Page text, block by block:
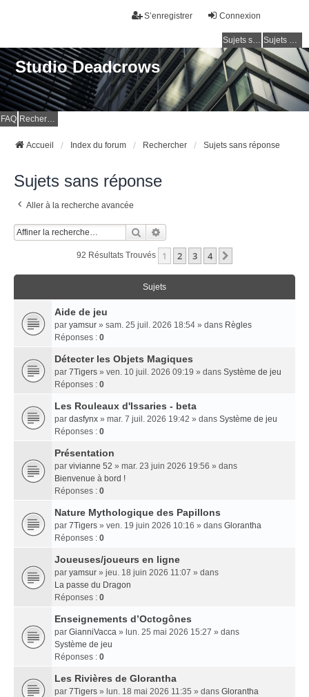
Connexion
S’enregistrer
Sujets sans réponse Sujets actifs
Studio Deadcrows
FAQ Rechercher
Accueil Index du forum Rechercher Sujets sans réponse
Sujets sans réponse
Aller à la recherche avancée
Rechercher
92 Résultats Trouvés 1 2 3 4
Sujets
Aide de jeu
par yamsur » sam. 25 juil. 2026 18:54 » dans Règles
Réponses : 0
Détecter les Objets Magiques
par 7Tigers » ven. 10 juil. 2026 09:19 » dans Système de jeu
Réponses : 0
Les Rouleaux d'Issaries - beta
par dasfynx » mar. 7 juil. 2026 19:42 » dans Système de jeu
Réponses : 0
Présentation
par vivianne 52 » mar. 23 juin 2026 19:56 » dans
Bienvenue à bord !
Réponses : 0
Nature Mythologique des Papillons
par 7Tigers » ven. 19 juin 2026 10:16 » dans Glorantha
Réponses : 0
Joueuses/joueurs en ligne
par yamsur » jeu. 18 juin 2026 11:07 » dans
La passe du Dragon
Réponses : 0
Enseignements dʼOctogônes
par GianniVacca » lun. 25 mai 2026 15:27 » dans
Système de jeu
Réponses : 0
Les Rivières de Glorantha
par 7Tigers » lun. 18 mai 2026 11:35 » dans Glorantha